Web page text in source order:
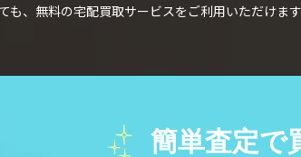
も、無料の宅配買取サービスをご利用いただけます
簡単査定で